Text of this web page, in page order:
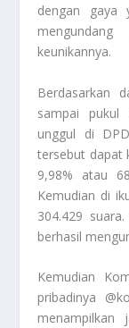
dengan gaya
keunikannya.
Berdasarkan
sampai pukul
unggul di
tersebut dapat
9,98% atau
Kemudian di
304.429
berhasil
Kemudian
pribadinya
menampilkan